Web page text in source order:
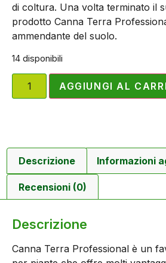
di coltura. Una volta terminato il
prodotto Canna Terra
ammendante del suolo.
14 disponibili
AGGIUNGI AL
Descrizione Informazioni
Recensioni (0)
Descrizione
Canna Terra Professional è un